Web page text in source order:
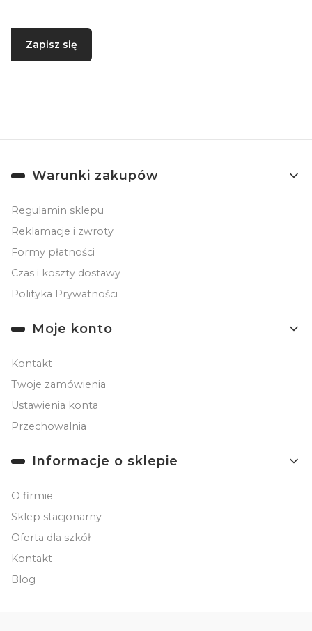
Zapisz się
Linki w stopce
Warunki zakupów
Regulamin sklepu
Reklamacje i zwroty
Formy płatności
Czas i koszty dostawy
Polityka Prywatności
Moje konto
Kontakt
Twoje zamówienia
Ustawienia konta
Przechowalnia
Informacje o sklepie
O firmie
Sklep stacjonarny
Oferta dla szkół
Kontakt
Blog